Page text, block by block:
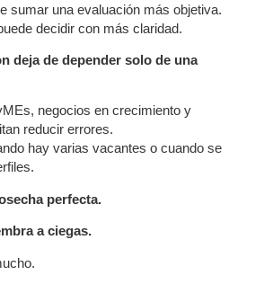
sumar una evaluación más objetiva.
decidir con más claridad.
deja de depender solo de una
negocios en crecimiento y
reducir errores.
hay varias vacantes o cuando se
perfecta.
a ciegas.